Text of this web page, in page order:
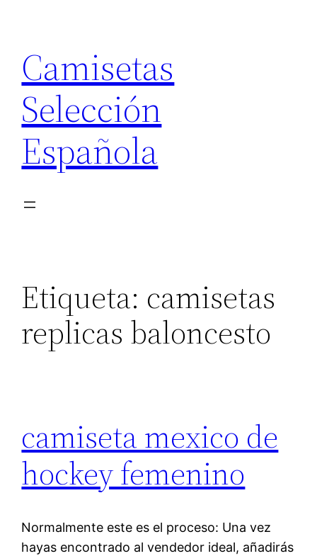
contenido
Camisetas
Selección
Española
Etiqueta: camisetas
replicas baloncesto
camiseta mexico de
hockey femenino
Normalmente este es el proceso: Una vez
hayas encontrado al vendedor ideal, añadirás